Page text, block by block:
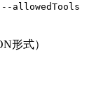
allowedTools
形式）